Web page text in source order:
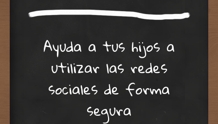
Ayuda a tus hijos a
utilizar las redes
sociales de forma
segura